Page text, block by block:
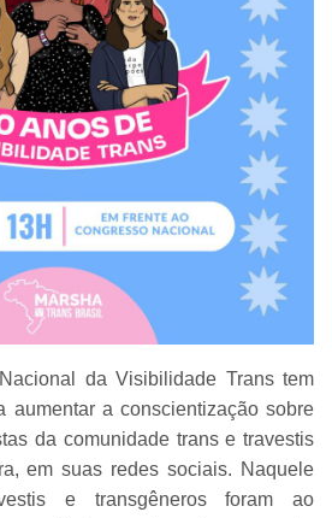
da Visibilidade Trans tem
aumentar a conscientização sobre
da comunidade trans e travestis
em suas redes sociais. Naquele
e transgêneros foram ao